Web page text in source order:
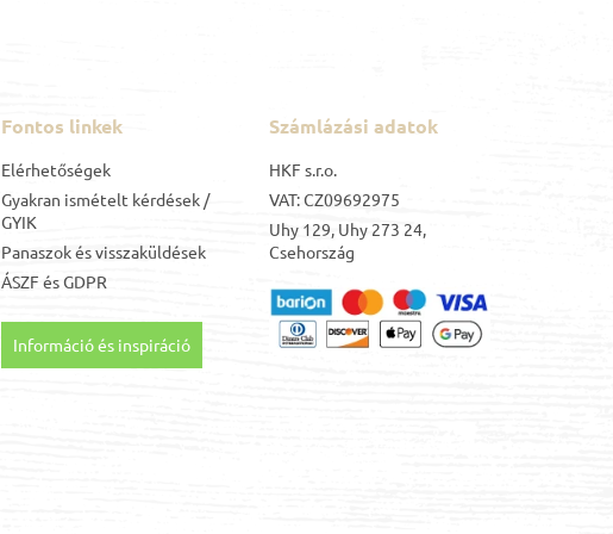
Fontos linkek
Elérhetőségek
Gyakran ismételt kérdések /
GYIK
Panaszok és visszaküldések
ÁSZF ésGDPR
Információ és inspiráció
Számlázási adatok
HKF s.r.o.
VAT: CZ09692975
Uhy 129, Uhy 273 24,
Csehország